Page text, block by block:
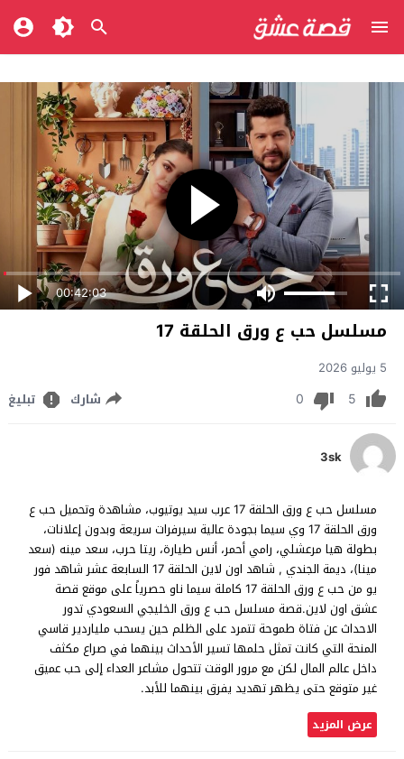
00:42:03
مسلسل حب ع ورق الحلقة 17
5 يوليو 2026
5
0 شارك تبليغ
3sk
مسلسل حب ع ورق الحلقة 17 عرب سيد يوتيوب، مشاهدة وتحميل حب ع
ورق الحلقة 17 وي سيما بجودة عالية سيرفرات سريعة وبدون إعلانات،
بطولة هيا مرعشلي، رامي أحمر، أنس طيارة، ريتا حرب، سعد مينه (سعد
مينا)، ديمة الجندي , شاهد اون لاين الحلقة 17 السابعة عشر شاهد فور
يو من حب ع ورق الحلقة 17 كاملة سيما ناو حصرياً على موقع قصة
عشق اون لاين.قصة مسلسل حب ع ورق الخليجي السعودي تدور
الاحداث عن فتاة طموحة تتمرد على الظلم حين يسحب ملياردير قاسي
المنحة التي كانت تمثل حلمها تسير الأحداث بينهما في صراع مكثف
داخل عالم المال لكن مع مرور الوقت تتحول مشاعر العداء إلى حب عميق
غير متوقع حتى يظهر تهديد يفرق بينهما للأبد.
عرض المزيد